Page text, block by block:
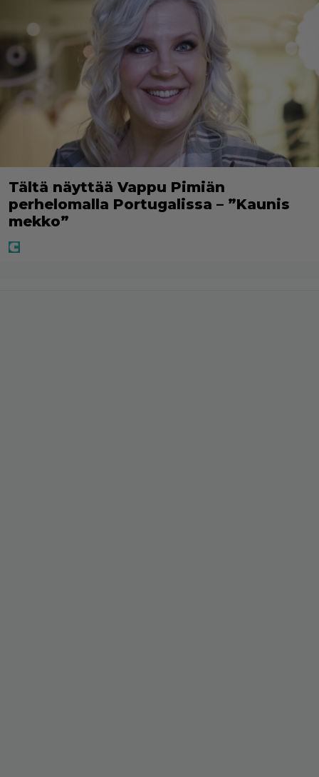
Tältä näyttää Vappu Pimiän
perhelomalla Portugalissa – ”Kaunis
mekko”